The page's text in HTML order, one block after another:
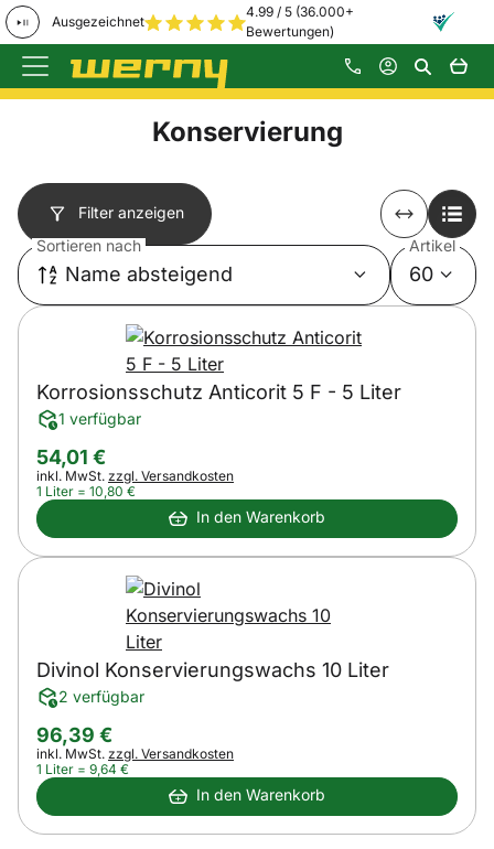
Ausgezeichnet
4.99 / 5 (36.000+
Bewertungen)
Zum Hauptinhalt springen
Konservierung
Filter anzeigen
Sortieren nach
Name absteigend
Artikel
60
Korrosionsschutz Anticorit 5 F - 5 Liter
1 verfügbar
54,01 €
Steuerhinweis:
inkl. MwSt. zzgl. Versandkosten
1 Liter = 10,80 €
In den Warenkorb
Divinol Konservierungswachs 10 Liter
2 verfügbar
96,39 €
Steuerhinweis:
inkl. MwSt. zzgl. Versandkosten
1 Liter = 9,64 €
In den Warenkorb